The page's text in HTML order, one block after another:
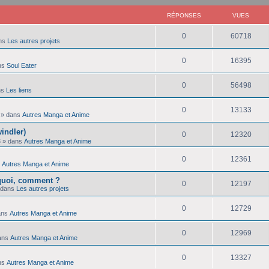
RÉPONSES VUES
Les autres projets
0R
é
o
n
s
60718V
u
s
Soul Eater
0R
é
o
n
s
16395V
u
s
Les liens
0R
é
o
n
s
56498V
u
s
» dans Autres Manga et Anime
0R
é
o
n
s
13133V
u
» dans Autres Manga et Anime
0R
é
o
n
s
12320V
u
s
Autres Manga et Anime
0R
é
o
n
s
12361
u
s
comment ?
Les autres projets
0R
é
o
n
s
12197V
u
s
Autres Manga et Anime
0R
é
o
12729V
u
s
Autres Manga et Anime
0R
é
12969V
u
Autres Manga et Anime
0R
13327V